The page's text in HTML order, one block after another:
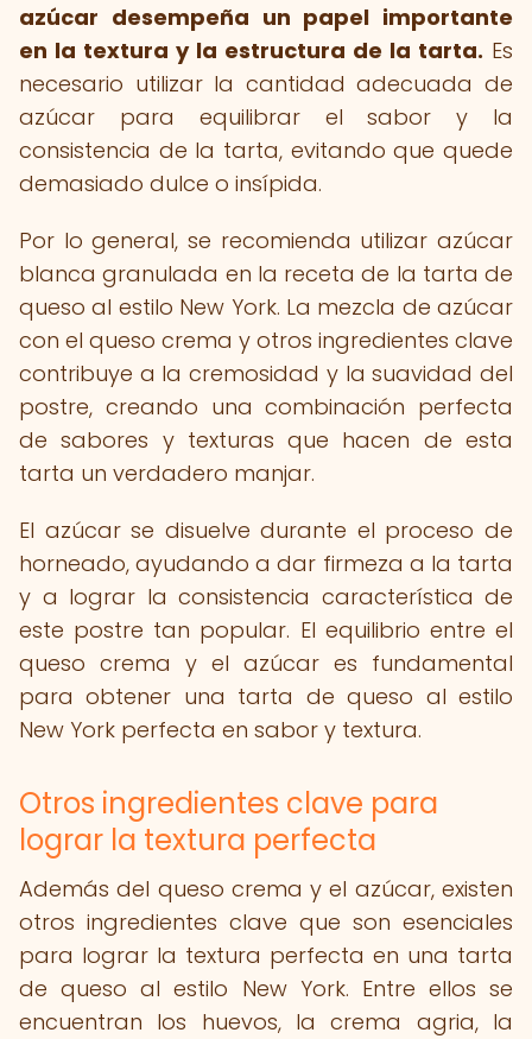
azúcar desempeña un papel importante
en la textura y la estructura de la tarta. Es
necesario utilizar la cantidad adecuada de
azúcar para equilibrar el sabor y la
consistencia de la tarta, evitando que quede
demasiado dulce o insípida.
Por lo general, se recomienda utilizar azúcar
blanca granulada en la receta de la tarta de
queso al estilo New York. La mezcla de azúcar
con el queso crema y otros ingredientes clave
contribuye a la cremosidad y la suavidad del
postre, creando una combinación perfecta
de sabores y texturas que hacen de esta
tarta un verdadero manjar.
El azúcar se disuelve durante el proceso de
horneado, ayudando a dar firmeza a la tarta
y a lograr la consistencia característica de
este postre tan popular. El equilibrio entre el
queso crema y el azúcar es fundamental
para obtener una tarta de queso al estilo
New York perfecta en sabor y textura.
Otros ingredientes clave para
lograr la textura perfecta
Además del queso crema y el azúcar, existen
otros ingredientes clave que son esenciales
para lograr la textura perfecta en una tarta
de queso al estilo New York. Entre ellos se
encuentran los huevos, la crema agria, la